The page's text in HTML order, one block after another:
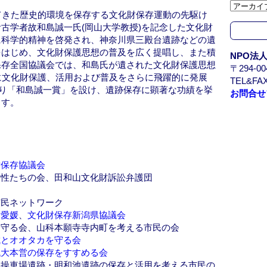
た歴史的環境を保存する文化財保存運動の先駆け
学者故和島誠一氏(岡山大学教授)を記念した文化財
学的精神を啓発され、神奈川県三殿台遺跡などの遺
じめ、文化財保護思想の普及を広く提唱し、また積
全国協議会では、和島氏が遺された文化財保護思想
化財保護、活用および普及をさらに飛躍的に発展
「和島誠一賞」を設け、遺跡保存に顕著な功績を挙
。
存協議会
たちの会、田和山文化財訴訟弁護団
ネットワーク
媛
文化財保存新潟県協議会
る会、山科本願寺寺内町を考える市民の会
オオタカを守る会
本営の保存をすすめる会
カ
イ
ブ
A
r
c
h
NPO法
〒294-
お問合